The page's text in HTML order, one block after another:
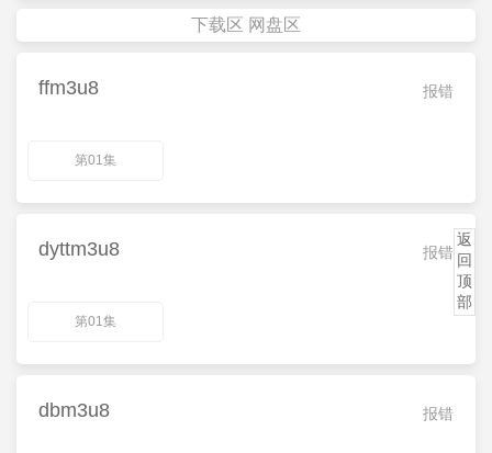
下载区 网盘区
报错
ffm3u8
第01集
报错
dyttm3u8
第01集
报错
dbm3u8
返
回
顶
部